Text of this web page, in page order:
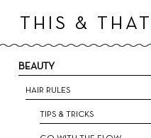
THIS & THAT
BEAUTY
HAIR RULES
ΤIPS & TRICKS